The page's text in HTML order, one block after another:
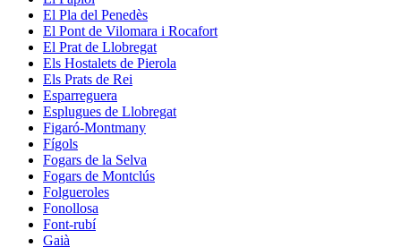
El Pla del Penedès
El Pont de Vilomara i Rocafort
El Prat de Llobregat
Els Hostalets de Pierola
Els Prats de Rei
Esparreguera
Esplugues de Llobregat
Figaró-Montmany
Fígols
Fogars de la Selva
Fogars de Montclús
Folgueroles
Fonollosa
Font-rubí
Gaià